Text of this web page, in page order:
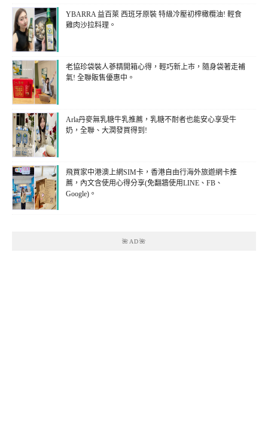
YBARRA 益百萊 西班牙原裝 特級冷壓初榨橄欖油! 輕食
雞肉沙拉料理。
老協珍袋裝人蔘精開箱心得，輕巧新上市，隨身袋著走補
氣! 全聯販售優惠中。
Arla丹麥無乳糖牛乳推薦，乳糖不耐者也能安心享受牛
奶，全聯、大潤發買得到!
飛買家中港澳上網SIM卡，香港自由行海外旅遊網卡推
薦，內文含使用心得分享(免翻牆使用LINE、FB、
Google)。
🌺AD🌺